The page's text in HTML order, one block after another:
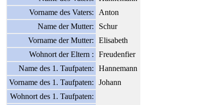
Vorname des Vaters:
Anton
Name der Mutter:
Schur
Vorname der Mutter:
Elisabeth
Wohnort der Eltern :
Freudenfier
Name des 1. Taufpaten:
Hannemann
Vorname des 1. Taufpaten:
Johann
Wohnort des 1. Taufpaten: